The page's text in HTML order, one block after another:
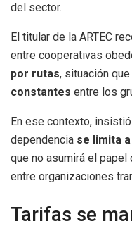
del sector.
El titular de la ARTEC
entre cooperativas
por rutas, situación
constantes entre los
En ese contexto,
dependencia se limita
que no asumirá el
entre organizaciones
Tarifas se